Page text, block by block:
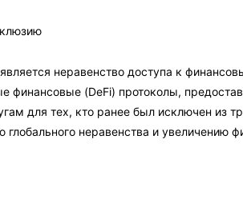
неравенство доступа к
финансовые (DeFi) протоколы,
для тех, кто ранее был исключен из
неравенства и увеличению